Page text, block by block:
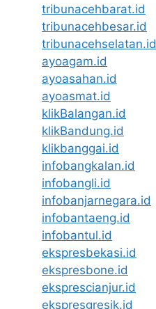
tribunacehbarat.id
tribunacehbesar.id
tribunacehselatan.id
ayoagam.id
ayoasahan.id
ayoasmat.id
klikBalangan.id
klikBandung.id
klikbanggai.id
infobangkalan.id
infobangli.id
infobanjarnegara.id
infobantaeng.id
infobantul.id
ekspresbekasi.id
ekspresbone.id
eksprescianjur.id
ekspresgresik.id